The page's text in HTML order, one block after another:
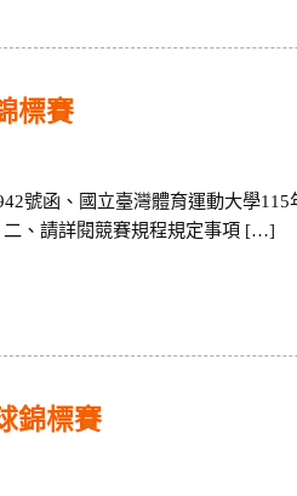
標賽
號函、國立臺灣體育運動大學
二、請詳閱競賽規程規定事項 […]
錦標賽